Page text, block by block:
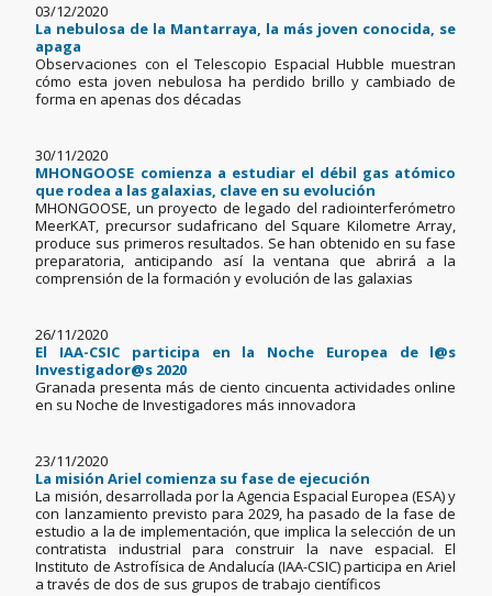
03/12/2020
La nebulosa de la Mantarraya, la más joven conocida, se
apaga
Observaciones con el Telescopio Espacial Hubble muestran
cómo esta joven nebulosa ha perdido brillo y cambiado de
forma en apenas dos décadas
30/11/2020
MHONGOOSE comienza a estudiar el débil gas atómico
que rodea a las galaxias, clave en su evolución
MHONGOOSE, un proyecto de legado del radiointerferómetro
MeerKAT, precursor sudafricano del Square Kilometre Array,
produce sus primeros resultados. Se han obtenido en su fase
preparatoria, anticipando así la ventana que abrirá a la
comprensión de la formación y evolución de las galaxias
26/11/2020
El IAA-CSIC participa en la Noche Europea de l@s
Investigador@s 2020
Granada presenta más de ciento cincuenta actividades online
en su Noche de Investigadores más innovadora
23/11/2020
La misión Ariel comienza su fase de ejecución
La misión, desarrollada por la Agencia Espacial Europea (ESA) y
con lanzamiento previsto para 2029, ha pasado de la fase de
estudio a la de implementación, que implica la selección de un
contratista industrial para construir la nave espacial. El
Instituto de Astrofísica de Andalucía (IAA-CSIC) participa en Ariel
a través de dos de sus grupos de trabajo científicos